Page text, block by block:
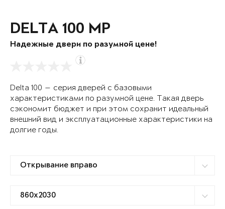
DELTA 100 MP
Надежные двери по разумной цене!
Delta 100 — серия дверей с базовыми
характеристиками по разумной цене. Такая дверь
сэкономит бюджет и при этом сохранит идеальный
внешний вид и эксплуатационные характеристики на
долгие годы.